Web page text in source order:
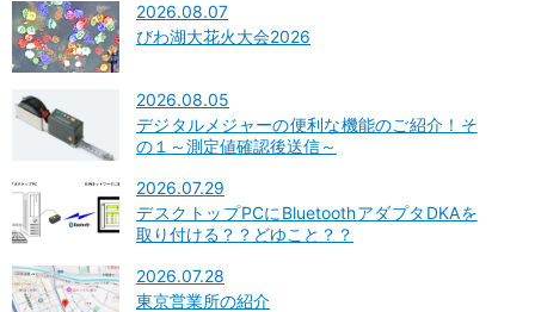
2026.08.07
びわ湖大花火大会2026
2026.08.05
デジタルメジャーの便利な機能のご紹介！そ
の１～測定値確認後送信～
2026.07.29
デスクトップPCにBluetoothアダプタDKAを
取り付ける？？どゆこと？？
2026.07.28
東京営業所の紹介